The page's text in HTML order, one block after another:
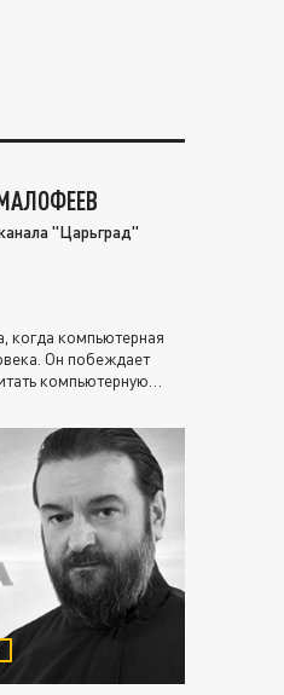
"Царьград"
когда компьютерная
Он побеждает
компьютерную